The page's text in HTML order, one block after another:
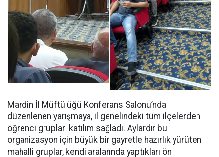
Mardin İl Müftülüğü Konferans Salonu’nda
düzenlenen yarışmaya, il genelindeki tüm ilçelerden
öğrenci grupları katılım sağladı. Aylardır bu
organizasyon için büyük bir gayretle hazırlık yürüten
mahalli gruplar, kendi aralarında yaptıkları ön